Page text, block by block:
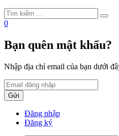
0
Bạn quên mật khẩu?
Nhập địa chỉ email của bạn dưới
Gửi
Đăng nhập
Đăng ký